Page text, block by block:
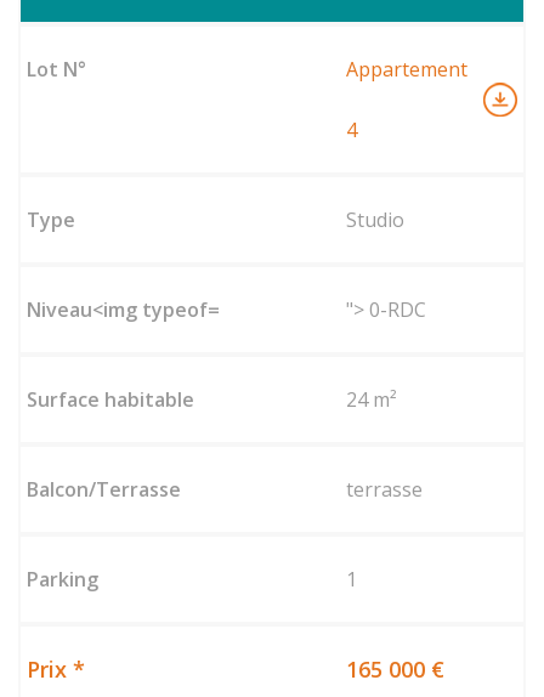
Appartement
4
Studio
"> 0-RDC
24 m²
terrasse
1
165 000 €